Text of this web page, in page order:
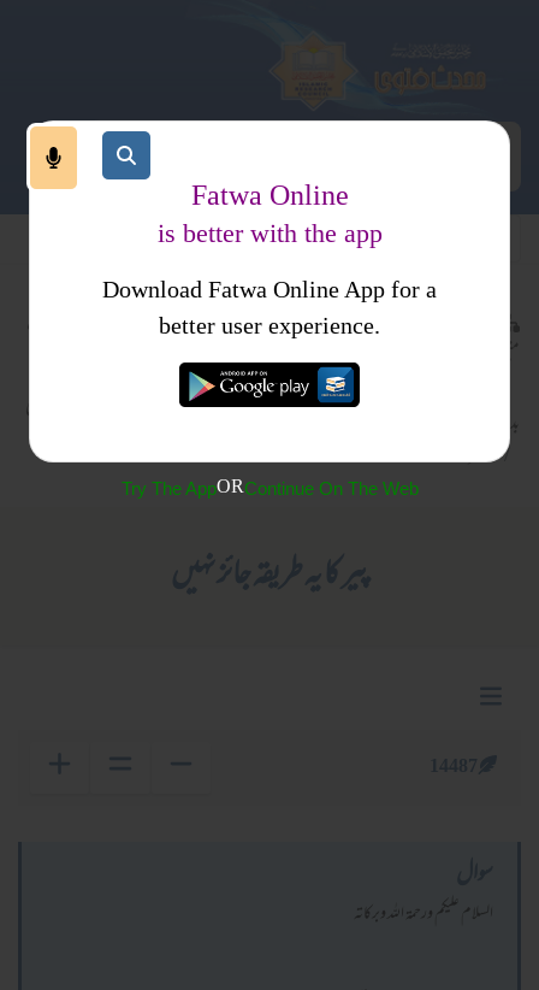
متفرقات
عقیدہ و منہج
معاصر بدعی
اور شرکیہ عقائد
عقیدہ و
منہج
بدعت
دار السلام
پیر کا یہ طریقہ جائز نہیں
السلام عليكم ورحمة الله وبركاته
Fatwa Online
is better with the app
Download Fatwa Online App for a
better user experience.
Try The AppORContinue On The Web